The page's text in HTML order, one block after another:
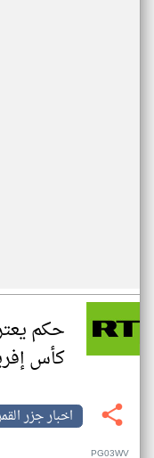
حكم
كأس
اخبار جزر
PG03WV